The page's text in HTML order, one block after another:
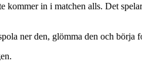
kommer in i matchen alls. Det
ner den, glömma den och börja